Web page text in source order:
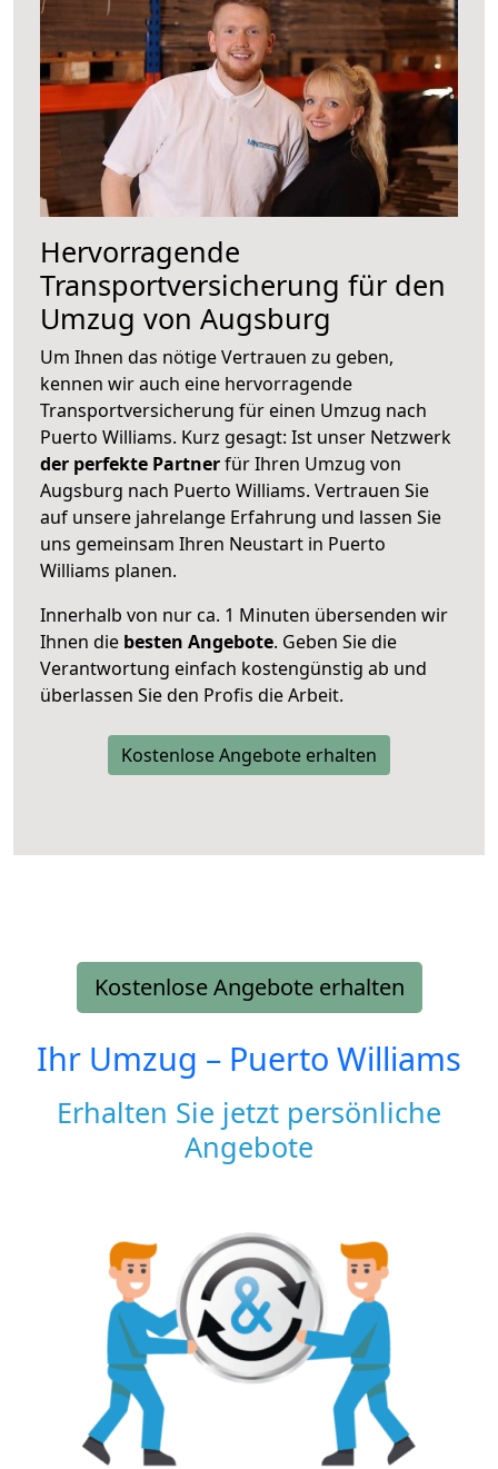
Hervorragende
Transportversicherung für den
Umzug von Augsburg
Um Ihnen das nötige Vertrauen zu geben,
kennen wir auch eine hervorragende
Transportversicherung für einen Umzug nach
Puerto Williams. Kurz gesagt: Ist unser Netzwerk
der perfekte Partnerfür Ihren Umzug von
Augsburg nach Puerto Williams. Vertrauen Sie
auf unsere jahrelange Erfahrung und lassen Sie
uns gemeinsam Ihren Neustart in Puerto
Williams planen.
Innerhalb von nur ca. 1 Minuten übersenden wir
Ihnen die besten Angebote. Geben Sie die
Verantwortung einfach kostengünstig ab und
überlassen Sie den Profis die Arbeit.
Kostenlose Angebote erhalten
Kostenlose Angebote erhalten
Ihr Umzug – Puerto Williams
Erhalten Sie jetzt persönliche
Angebote